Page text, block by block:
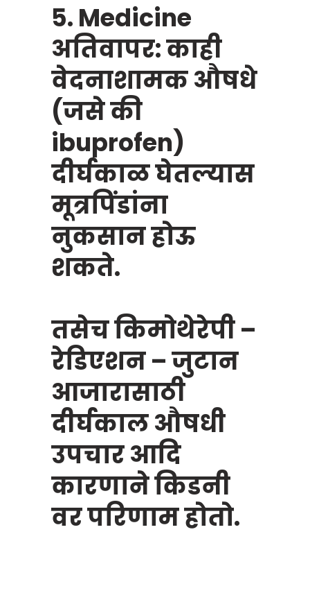
5. Medicine
अतिवापर: काही
वेदनाशामक औषधे
(जसे की
ibuprofen)
दीर्घकाळ घेतल्यास
मूत्रपिंडांना
नुकसान होऊ
शकते.
तसेच किमोथेरेपी –
रेडिएशन – जुटान
आजारासाठी
दीर्घकाल औषधी
उपचार आदि
कारणाने किडनी
वर परिणाम होतो.